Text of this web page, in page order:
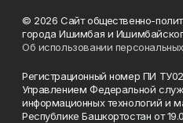
© 2026 Сайт общественно-
города Ишимбая и
Об использовании
Регистрационный номер ПИ
Управлением Федеральной
информационных технологий и
Республике Башкортостан от